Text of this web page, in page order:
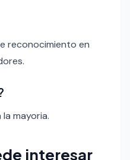
reconocimiento en
mayoria.
interesar